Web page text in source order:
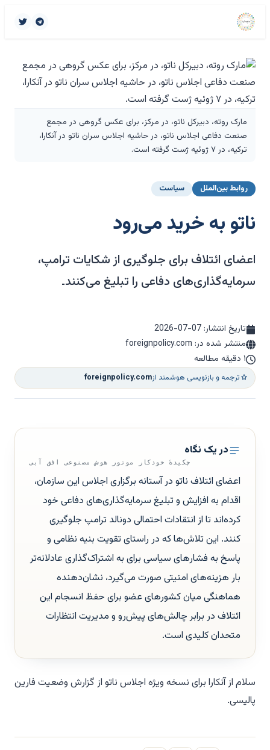
مارک روته، دبیرکل ناتو، در مرکز، برای عکس گروهی در مجمع
صنعت دفاعی اجلاس ناتو، در حاشیه اجلاس سران ناتو در آنکارا،
ترکیه، در ۷ ژوئیه ژست گرفته است.
روابط بین‌الملل سیاست
ناتو به خرید می‌رود
اعضای ائتلاف برای جلوگیری از شکایات ترامپ،
سرمایه‌گذاری‌های دفاعی را تبلیغ می‌کنند۔
تاریخ انتشار: 2026-07-07
منتشر شده در: foreignpolicy.com
۱ دقیقه مطالعه
ترجمه و بازنویسی هوشمند ازforeignpolicy.com
در یک نگاه
چکیدهٔ خودکار موتور هوش مصنوعی افق آبی
اعضای ائتلاف ناتو در آستانه برگزاری اجلاس این سازمان،
اقدام به افزایش و تبلیغ سرمایه‌گذاری‌های دفاعی خود
کرده‌اند تا از انتقادات احتمالی دونالد ترامپ جلوگیری
کنند. این تلاش‌ها که در راستای تقویت بنیه نظامی و
پاسخ به فشارهای سیاسی برای به اشتراک‌گذاری عادلانه‌تر
بار هزینه‌های امنیتی صورت می‌گیرد، نشان‌دهنده
هماهنگی میان کشورهای عضو برای حفظ انسجام این
ائتلاف در برابر چالش‌های پیش‌رو و مدیریت انتظارات
متحدان کلیدی است.
سلام از آنکارا برای نسخه ویژه اجلاس ناتو از گزارش وضعیت فارین
پالیسی.